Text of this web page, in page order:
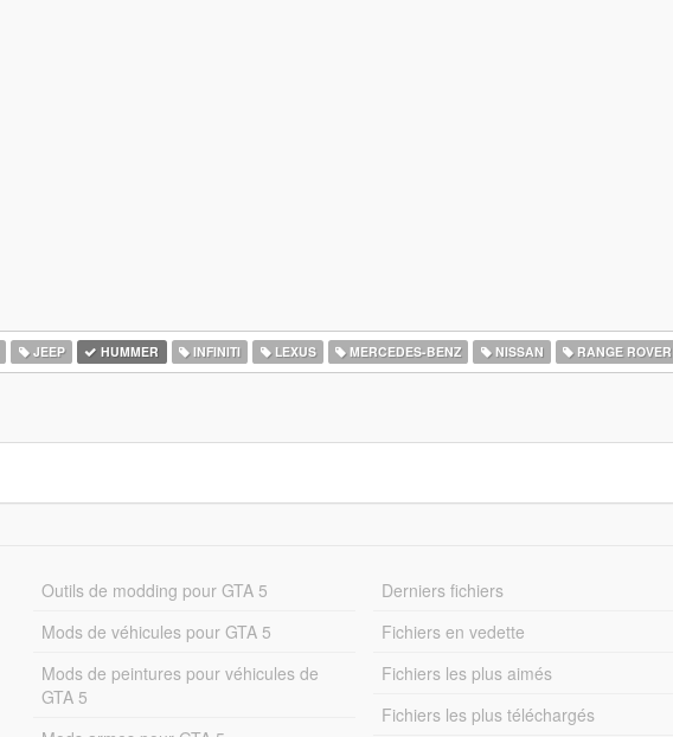
JEEP HUMMER INFINITI LEXUS MERCEDES-BENZ NISSAN RANGE ROVER
Outils de modding pour GTA 5
Mods de véhicules pour GTA 5
Mods de peintures pour véhicules de
GTA 5
Derniers fichiers
Fichiers en vedette
Fichiers les plus aimés
Fichiers les plus téléchargés